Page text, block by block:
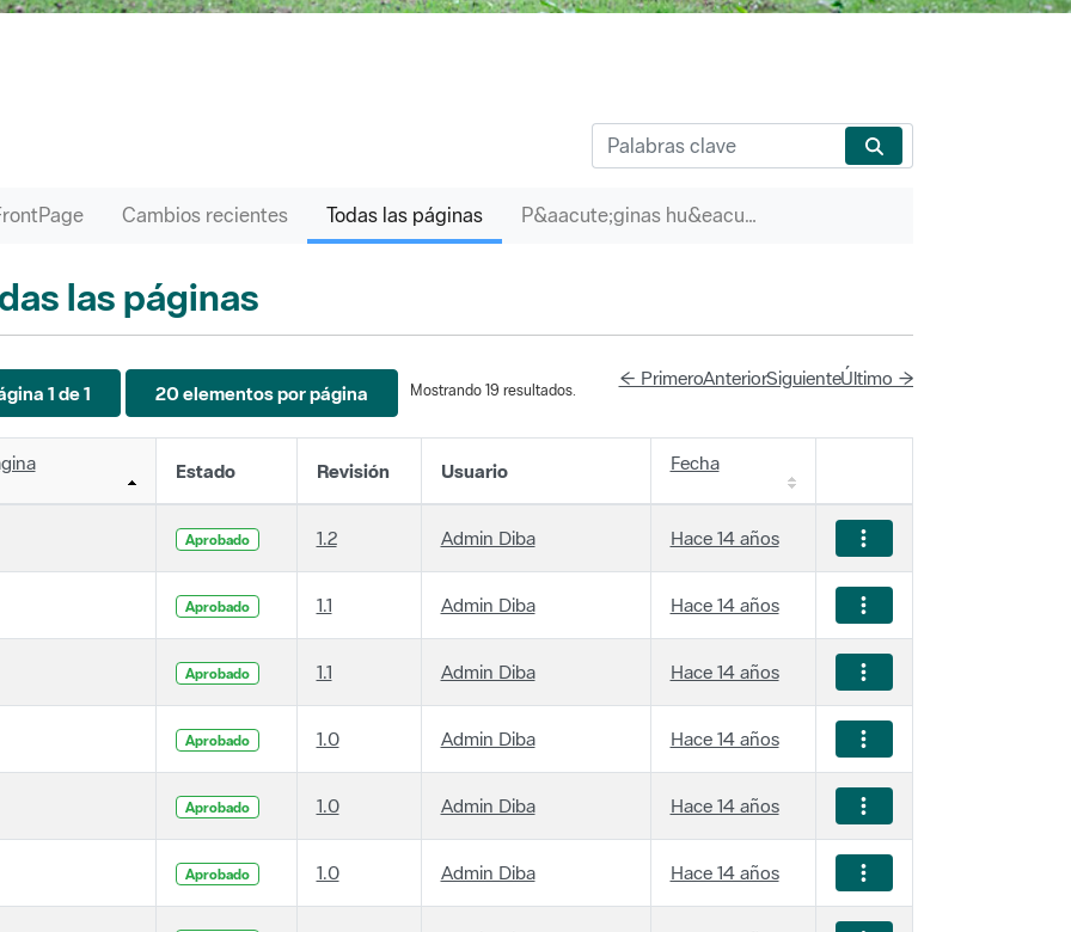
1 de 1 20 elementos por página
Estado Revisión Usuario Fecha
1.2 Admin Diba Hace 14 años
Aprobado 1.1 Admin Diba Hace 14 años
1.1 Admin Diba Hace 14 años
Aprobado 1.0 Admin Diba Hace 14 años
1.0 Admin Diba Hace 14 años
Aprobado 1.0 Admin Diba Hace 14 años
1.2 Admin Diba Hace 14 años